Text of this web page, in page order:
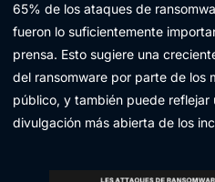
65% de los ataques de
fueron lo suficientemente
prensa. Esto sugiere una
del ransomware por parte de los
público, y también puede reflejar
divulgación más abierta de los